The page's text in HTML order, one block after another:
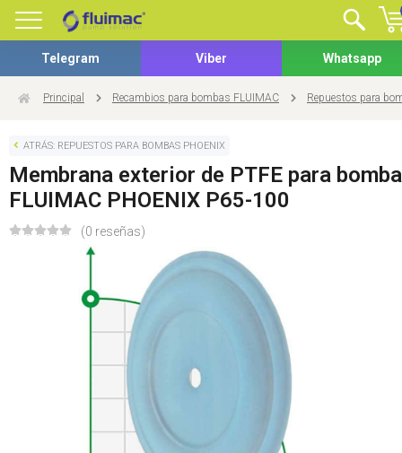
Telegram Viber Whatsapp
Principal Recambios para bombas FLUIMAC Repuestos para
ATRÁS: REPUESTOS PARA BOMBAS PHOENIX
Membrana exterior de PTFE para bomba
FLUIMAC PHOENIX P65-100
(0 reseñas)